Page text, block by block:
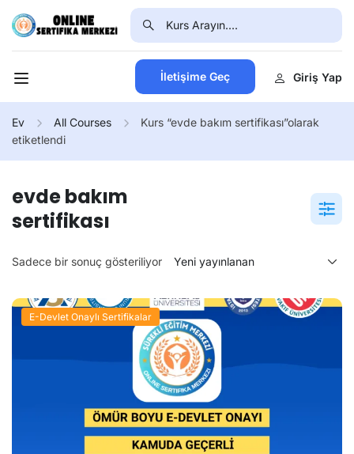
İletişime Geç Giriş Yap
Ev All Courses
Kurs “evde bakım sertifikası”olarak
etiketlendi
evde bakım
sertifikası
Sadece bir sonuç gösteriliyor
E-Devlet Onaylı Sertifikalar